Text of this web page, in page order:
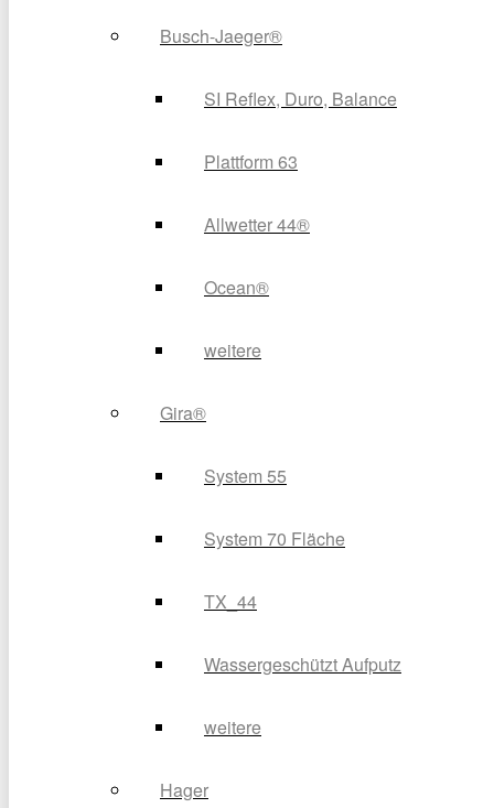
Busch-Jaeger®
SI Reflex, Duro, Balance
Plattform 63
Allwetter 44®
Ocean®
weitere
Gira®
System 55
System 70 Fläche
TX_44
Wassergeschützt Aufputz
weitere
Hager